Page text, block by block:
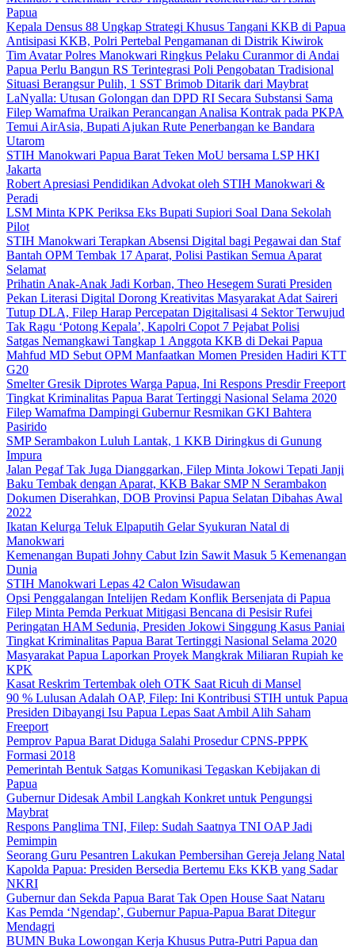
Papua
Kepala Densus 88 Ungkap Strategi Khusus Tangani KKB di Papua
Antisipasi KKB, Polri Pertebal Pengamanan di Distrik Kiwirok
Tim Avatar Polres Manokwari Ringkus Pelaku Curanmor di Andai
Papua Perlu Bangun RS Terintegrasi Poli Pengobatan Tradisional
Situasi Berangsur Pulih, 1 SST Brimob Ditarik dari Maybrat
LaNyalla: Utusan Golongan dan DPD RI Secara Substansi Sama
Filep Wamafma Uraikan Perancangan Analisa Kontrak pada PKPA
Temui AirAsia, Bupati Ajukan Rute Penerbangan ke Bandara
Utarom
STIH Manokwari Papua Barat Teken MoU bersama LSP HKI
Jakarta
Robert Apresiasi Pendidikan Advokat oleh STIH Manokwari &
Peradi
LSM Minta KPK Periksa Eks Bupati Supiori Soal Dana Sekolah
Pilot
STIH Manokwari Terapkan Absensi Digital bagi Pegawai dan Staf
Bantah OPM Tembak 17 Aparat, Polisi Pastikan Semua Aparat
Selamat
Prihatin Anak-Anak Jadi Korban, Theo Hesegem Surati Presiden
Pekan Literasi Digital Dorong Kreativitas Masyarakat Adat Saireri
Tutup DLA, Filep Harap Percepatan Digitalisasi 4 Sektor Terwujud
Tak Ragu ‘Potong Kepala’, Kapolri Copot 7 Pejabat Polisi
Satgas Nemangkawi Tangkap 1 Anggota KKB di Dekai Papua
Mahfud MD Sebut OPM Manfaatkan Momen Presiden Hadiri KTT
G20
Smelter Gresik Diprotes Warga Papua, Ini Respons Presdir Freeport
Tingkat Kriminalitas Papua Barat Tertinggi Nasional Selama 2020
Filep Wamafma Dampingi Gubernur Resmikan GKI Bahtera
Pasirido
SMP Serambakon Luluh Lantak, 1 KKB Diringkus di Gunung
Impura
Jalan Pegaf Tak Juga Dianggarkan, Filep Minta Jokowi Tepati Janji
Baku Tembak dengan Aparat, KKB Bakar SMP N Serambakon
Dokumen Diserahkan, DOB Provinsi Papua Selatan Dibahas Awal
2022
Ikatan Kelurga Teluk Elpaputih Gelar Syukuran Natal di
Manokwari
Kemenangan Bupati Johny Cabut Izin Sawit Masuk 5 Kemenangan
Dunia
STIH Manokwari Lepas 42 Calon Wisudawan
Opsi Penggalangan Intelijen Redam Konflik Bersenjata di Papua
Filep Minta Pemda Perkuat Mitigasi Bencana di Pesisir Rufei
Peringatan HAM Sedunia, Presiden Jokowi Singgung Kasus Paniai
Tingkat Kriminalitas Papua Barat Tertinggi Nasional Selama 2020
Masyarakat Papua Laporkan Proyek Mangkrak Miliaran Rupiah ke
KPK
Kasat Reskrim Tertembak oleh OTK Saat Ricuh di Mansel
90 % Lulusan Adalah OAP, Filep: Ini Kontribusi STIH untuk Papua
Presiden Dibayangi Isu Papua Lepas Saat Ambil Alih Saham
Freeport
Pemprov Papua Barat Diduga Salahi Prosedur CPNS-PPPK
Formasi 2018
Pemerintah Bentuk Satgas Komunikasi Tegaskan Kebijakan di
Papua
Gubernur Didesak Ambil Langkah Konkret untuk Pengungsi
Maybrat
Respons Panglima TNI, Filep: Sudah Saatnya TNI OAP Jadi
Pemimpin
Seorang Guru Pesantren Lakukan Pembersihan Gereja Jelang Natal
Kapolda Papua: Presiden Bersedia Bertemu Eks KKB yang Sadar
NKRI
Gubernur dan Sekda Papua Barat Tak Open House Saat Nataru
Kas Pemda ‘Ngendap’, Gubernur Papua-Papua Barat Ditegur
Mendagri
BUMN Buka Lowongan Kerja Khusus Putra-Putri Papua dan